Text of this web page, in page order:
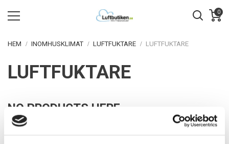
0
HEM INOMHUSKLIMAT LUFTFUKTARE LUFTFUKTARE
LUFTFUKTARE
NO PRODUCTS HERE
Sorry for the inconvenience.